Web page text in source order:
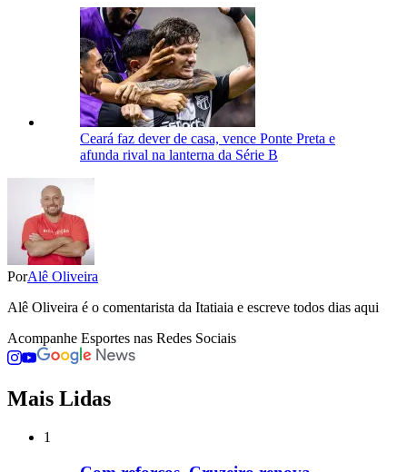
Ceará faz dever de casa, vence Ponte Preta e
afunda rival na lanterna da Série B
PorAlê Oliveira
Alê Oliveira é o comentarista da Itatiaia e escreve todos dias aqui
Acompanhe Esportes nas Redes Sociais
Mais Lidas
1